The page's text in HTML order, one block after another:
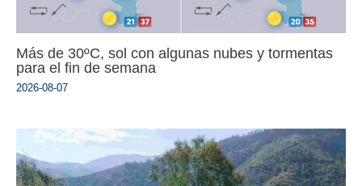
Más de 30ºC, sol con algunas nubes y tormentas
para el fin de semana
2026-08-07